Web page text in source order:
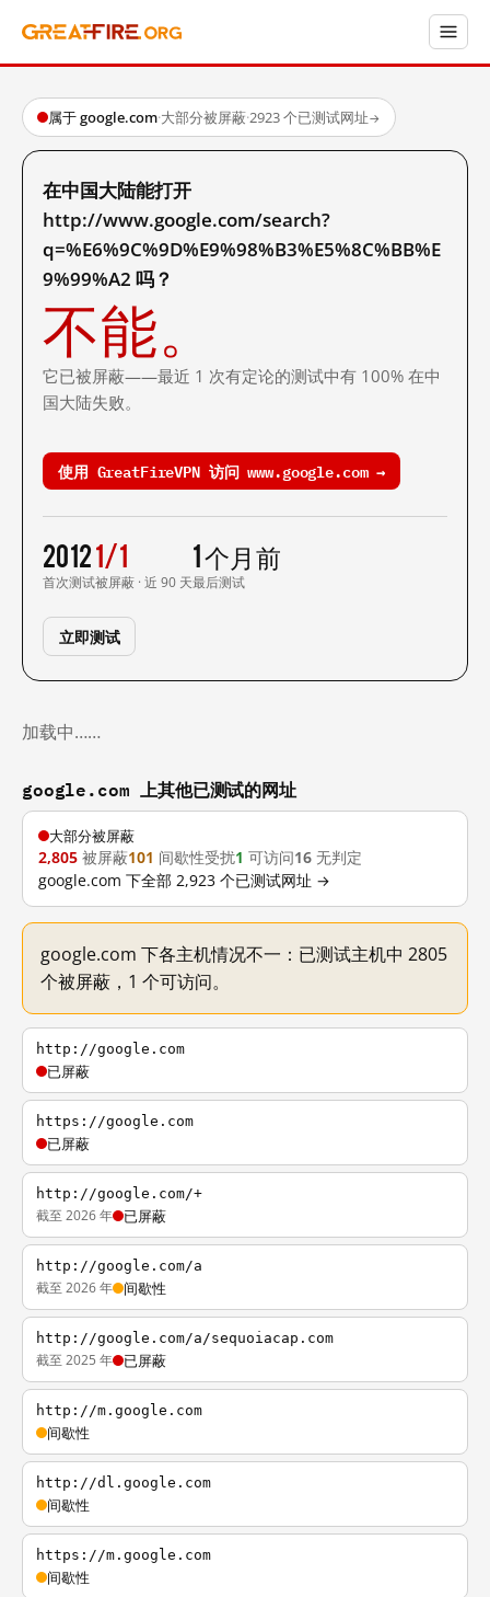
属于 google.com·大部分被屏蔽·2923 个已测试网址→
在中国大陆能打开
http://www.google.com/search?
q=%E6%9C%9D%E9%98%B3%E5%8C%BB%E
9%99%A2 吗？
不能。
它已被屏蔽——最近 1 次有定论的测试中有 100% 在中
国大陆失败。
使用 GreatFireVPN 访问 www.google.com →
2012
首次测试
1/1
被屏蔽 · 近 90 天
1 个月前
最后测试
立即测试
加载中……
google.com 上其他已测试的网址
大部分被屏蔽
2,805 被屏蔽101 间歇性受扰1 可访问16 无判定
google.com 下全部 2,923 个已测试网址 →
google.com 下各主机情况不一：已测试主机中 2805
个被屏蔽，1 个可访问。
http://google.com
已屏蔽
https://google.com
已屏蔽
http://google.com/+
截至 2026 年 已屏蔽
http://google.com/a
截至 2026 年 间歇性
http://google.com/a/sequoiacap.com
截至 2025 年 已屏蔽
http://m.google.com
间歇性
http://dl.google.com
间歇性
https://m.google.com
间歇性